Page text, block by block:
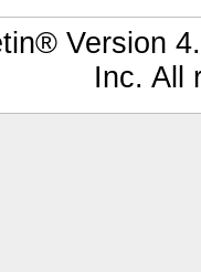
Version
Inc. All